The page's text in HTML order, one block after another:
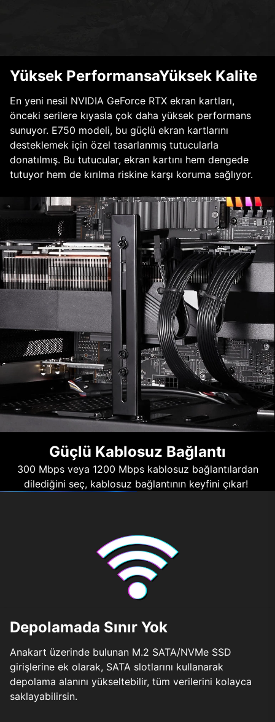
Yüksek PerformansaYüksek Kalite
En yeni nesil NVIDIA GeForce RTX ekran kartları,
önceki serilere kıyasla çok daha yüksek performans
sunuyor. E750 modeli, bu güçlü ekran kartlarını
desteklemek için özel tasarlanmış tutucularla
donatılmış. Bu tutucular, ekran kartını hem dengede
tutuyor hem de kırılma riskine karşı koruma sağlıyor.
Güçlü Kablosuz Bağlantı
300 Mbps veya 1200 Mbps kablosuz bağlantılardan
dilediğini seç, kablosuz bağlantının keyfini çıkar!
Depolamada Sınır Yok
Anakart üzerinde bulunan M.2 SATA/NVMe SSD
girişlerine ek olarak, SATA slotlarını kullanarak
depolama alanını yükseltebilir, tüm verilerini kolayca
saklayabilirsin.